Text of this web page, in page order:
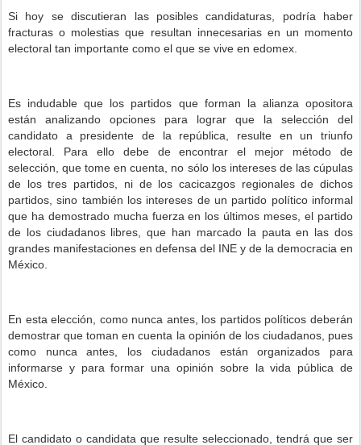
Si hoy se discutieran las posibles candidaturas, podría haber
fracturas o molestias que resultan innecesarias en un momento
electoral tan importante como el que se vive en edomex.
Es indudable que los partidos que forman la alianza opositora
están analizando opciones para lograr que la selección del
candidato a presidente de la república, resulte en un triunfo
electoral. Para ello debe de encontrar el mejor método de
selección, que tome en cuenta, no sólo los intereses de las cúpulas
de los tres partidos, ni de los cacicazgos regionales de dichos
partidos, sino también los intereses de un partido político informal
que ha demostrado mucha fuerza en los últimos meses, el partido
de los ciudadanos libres, que han marcado la pauta en las dos
grandes manifestaciones en defensa del INE y de la democracia en
México.
En esta elección, como nunca antes, los partidos políticos deberán
demostrar que toman en cuenta la opinión de los ciudadanos, pues
como nunca antes, los ciudadanos están organizados para
informarse y para formar una opinión sobre la vida pública de
México.
El candidato o candidata que resulte seleccionado, tendrá que ser